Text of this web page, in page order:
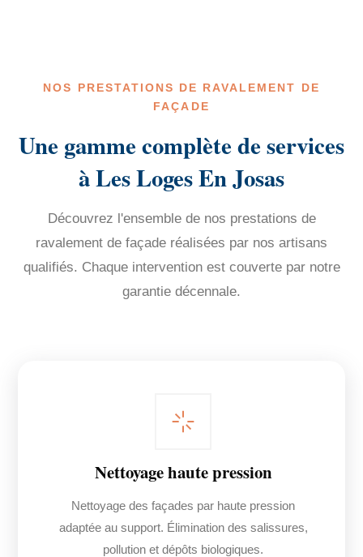
NOS PRESTATIONS DE RAVALEMENT DE
FAÇADE
Une gamme complète de services
à Les Loges En Josas
Découvrez l'ensemble de nos prestations de
ravalement de façade réalisées par nos artisans
qualifiés. Chaque intervention est couverte par notre
garantie décennale.
Nettoyage haute pression
Nettoyage des façades par haute pression
adaptée au support. Élimination des salissures,
pollution et dépôts biologiques.